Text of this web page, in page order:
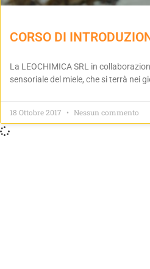
CORSO DI
La LEOCHIMICA SRL in
sensoriale del miele, che si terrà nei
18 Ottobre 2017 Nessun commento